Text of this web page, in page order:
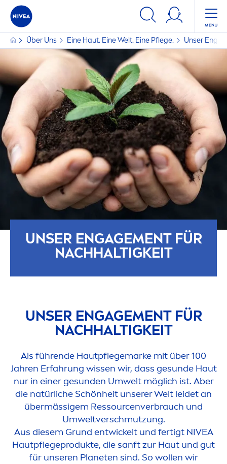
Über Uns Eine Haut. Eine Welt. Eine Pflege. Unser
UNSER ENGAGEMENT FÜR
NACHHALTIGKEIT
UNSER ENGAGEMENT FÜR
NACHHALTIGKEIT
Als führende Hautpflegemarke mit über 100
Jahren Erfahrung wissen wir, dass gesunde Haut
nur in einer gesunden Umwelt möglich ist. Aber
die natürliche Schönheit unserer Welt leidet an
übermässigem Ressourcenverbrauch und
Umweltverschmutzung.
Aus diesem Grund entwickelt und fertigt NIVEA
Hautpflegeprodukte, die sanft zur Haut und gut
für unseren Planeten sind. So wollen wir